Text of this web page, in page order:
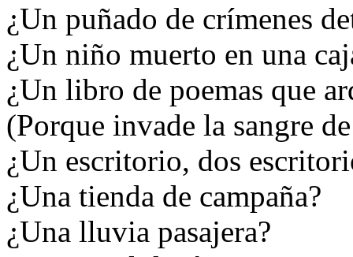
¿Un puñado de crímenes
¿Un niño muerto en una
¿Un libro de poemas que
(Porque invade la sangre
¿Un escritorio, dos
¿Una tienda de campaña?
¿Una lluvia pasajera?